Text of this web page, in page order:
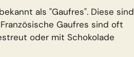
als "Gaufres". Diese sind
Gaufres sind oft
oder mit Schokolade